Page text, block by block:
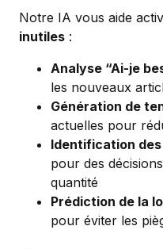
Notre IA vous aide
inutiles :
Analyse “Ai-je
les nouveaux
Génération de
actuelles pour
Identification
pour des
quantité
Prédiction de la
pour éviter les